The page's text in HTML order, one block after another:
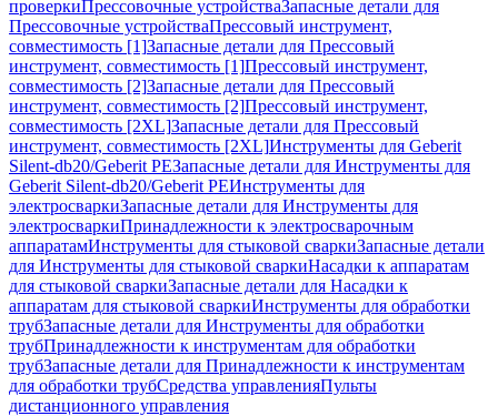
проверкиПрессовочные устройстваЗапасные детали для
Прессовочные устройстваПрессовый инструмент,
совместимость [1]Запасные детали для Прессовый
инструмент, совместимость [1]Прессовый инструмент,
совместимость [2]Запасные детали для Прессовый
инструмент, совместимость [2]Прессовый инструмент,
совместимость [2XL]Запасные детали для Прессовый
инструмент, совместимость [2XL]Инструменты для Geberit
Silent-db20/Geberit PEЗапасные детали для Инструменты для
Geberit Silent-db20/Geberit PEИнструменты для
электросваркиЗапасные детали для Инструменты для
электросваркиПринадлежности к электросварочным
аппаратамИнструменты для стыковой сваркиЗапасные детали
для Инструменты для стыковой сваркиНасадки к аппаратам
для стыковой сваркиЗапасные детали для Насадки к
аппаратам для стыковой сваркиИнструменты для обработки
трубЗапасные детали для Инструменты для обработки
трубПринадлежности к инструментам для обработки
трубЗапасные детали для Принадлежности к инструментам
для обработки трубСредства управленияПульты
дистанционного управления